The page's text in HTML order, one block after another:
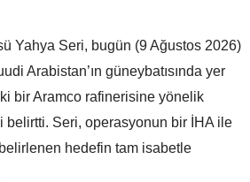
Yahya Seri, bugün (9 Ağustos 2026)
Arabistan’ın güneybatısında yer
bir Aramco rafinerisine yönelik
belirtti. Seri, operasyonun bir İHA ile
hedefin tam isabetle